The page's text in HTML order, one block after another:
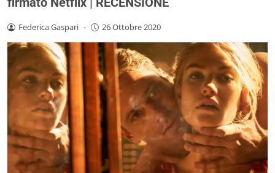
Federica Gaspari - 26 Ottobre 2020